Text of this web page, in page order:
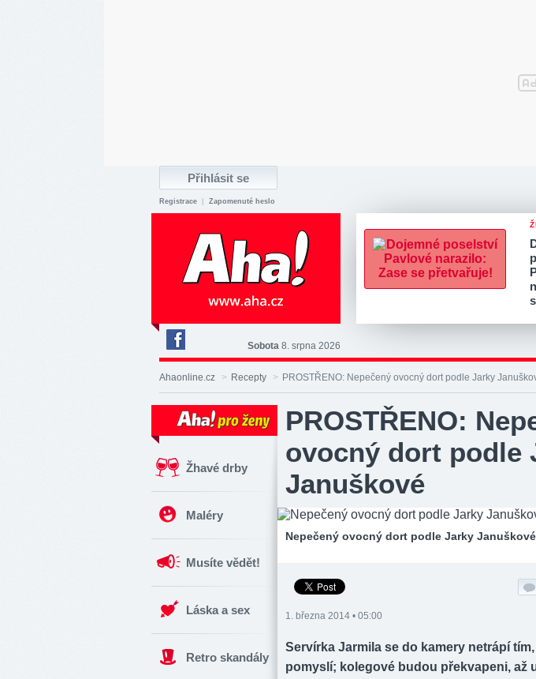
Registrace Zapomenuté heslo
Deník
Aha!
na
Sobota 8. srpna 2026
Ahaonline.cz > Recepty > PROSTŘENO: Nepečený ovocný dort podle Jarky
Žhavé drby
Maléry
Musíte vědět!
Láska a sex
Retro skandály
PROSTŘENO:
ovocný dort podle
Januškové
Nepečený ovocný dort podle Jarky Januškové
1. března 2014 • 05:00
Servírka Jarmila se do kamery netrápí
pomyslí; kolegové budou překvapeni, až